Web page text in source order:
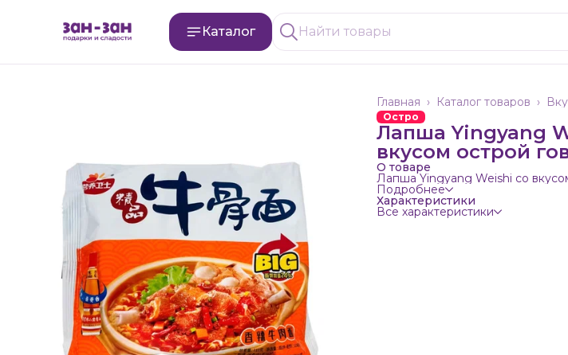
Каталог
Каталог товаров ›
Главная ›
Остро
Лапша Yingyang
вкусом острой
О товаре
Лапша Yingyang Weishi со
Подробнее
Характеристики
Все характеристики